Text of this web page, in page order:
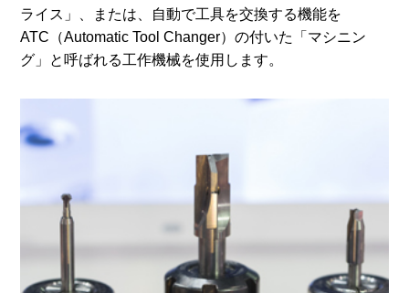
ライス」、または、自動で工具を交換する機能を
ATC（Automatic Tool Changer）の付いた「マシニン
グ」と呼ばれる工作機械を使用します。